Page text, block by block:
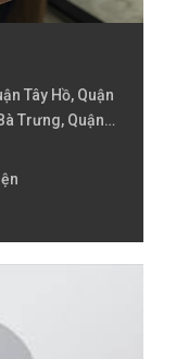
Tây Hồ, Quận
Trưng, Quận